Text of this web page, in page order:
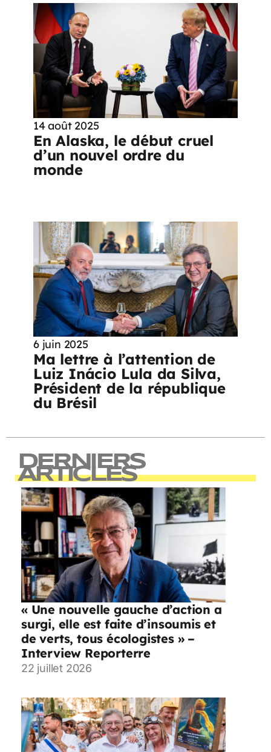
14 août 2025
En Alaska, le début cruel
d’un nouvel ordre du
monde
6 juin 2025
Ma lettre à l’attention de
Luiz Inácio Lula da Silva,
Président de la république
du Brésil
DERNIERS
ARTICLES
« Une nouvelle gauche d’action a
surgi, elle est faite d’insoumis et
de verts, tous écologistes » –
Interview Reporterre
22 juillet 2026